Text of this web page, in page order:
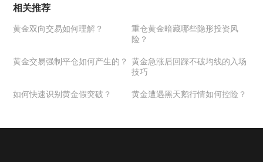
相关推荐
黄金双向交易如何理解？
重仓黄金暗藏哪些隐形投资风
险？
黄金交易强制平仓如何产生的？
黄金急涨后回踩不破均线的入场
技巧
如何快速识别黄金假突破？ 黄金遭遇黑天鹅行情如何控险？